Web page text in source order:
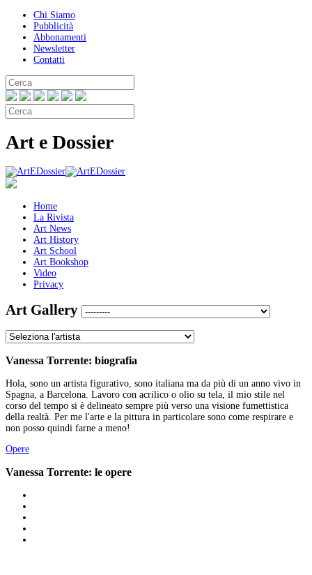
Chi Siamo
Pubblicità
Abbonamenti
Newsletter
Contatti
Art e Dossier
Home
La Rivista
Art News
Art History
Art School
Art Bookshop
Video
Privacy
Art Gallery
Vanessa Torrente: biografia
Hola, sono un artista figurativo, sono italiana ma da più di un anno vivo in
Spagna, a Barcelona. Lavoro con acrilico o olio su tela, il mio stile nel
corso del tempo si è delineato sempre più verso una visione fumettistica
della realtà. Per me l'arte e la pittura in particolare sono come respirare e
non posso quindi farne a meno!
Opere
Vanessa Torrente: le opere